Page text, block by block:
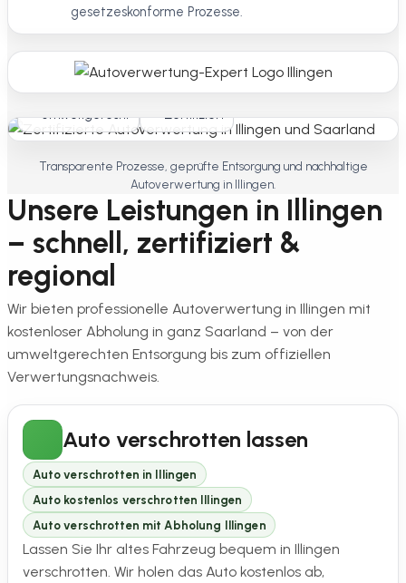
gesetzeskonforme Prozesse.
Umweltgerecht Zertifiziert
Transparente Prozesse, geprüfte Entsorgung und nachhaltige
Autoverwertung in Illingen.
Unsere Leistungen in Illingen
– schnell, zertifiziert &
regional
Wir bieten professionelle Autoverwertung in Illingen mit
kostenloser Abholung in ganz Saarland – von der
umweltgerechten Entsorgung bis zum offiziellen
Verwertungsnachweis.
Auto verschrotten lassen
Auto verschrotten in Illingen
Auto kostenlos verschrotten Illingen
Auto verschrotten mit Abholung Illingen
Lassen Sie Ihr altes Fahrzeug bequem in Illingen
verschrotten. Wir holen das Auto kostenlos ab,